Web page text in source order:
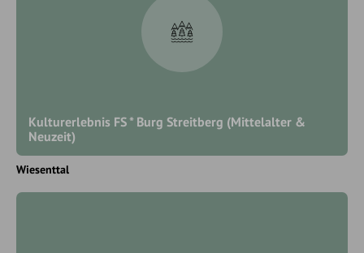
Kulturerlebnis FS * Burg Streitberg (Mittelalter &
Neuzeit)
Wiesenttal